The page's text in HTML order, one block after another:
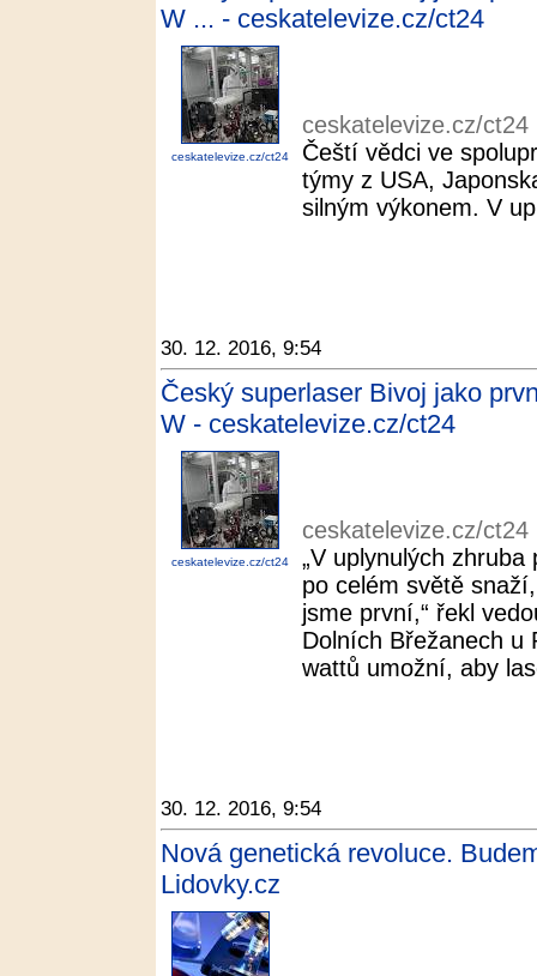
W ... - ceskatelevize.cz/ct24
ceskatelevize.cz/ct24
ceskatelevize.cz/ct24
Čeští vědci ve
týmy z USA,
silným výkonem. V
30. 12. 2016, 9:54
Český superlaser Bivoj jako
W - ceskatelevize.cz/ct24
ceskatelevize.cz/ct24
ceskatelevize.cz/ct24
„V uplynulých
po celém světě
jsme první,“ řekl
Dolních Břežanech u
wattů umožní, aby
30. 12. 2016, 9:54
Nová genetická revoluce.
Lidovky.cz